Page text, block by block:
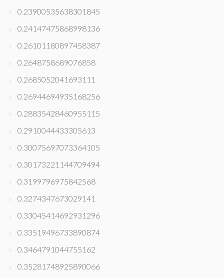
0.23900535638301845
0.24147475868998136
0.26101180897458387
0.2648758689076858
0.2685052041693111
0.26944694935168256
0.28835428460955115
0.2910044433305613
0.30075697073364105
0.30173221144709494
0.3199796975842568
0.3274347673029141
0.33045414692931296
0.33519496733890874
0.3464791044755162
0.35281748925890066